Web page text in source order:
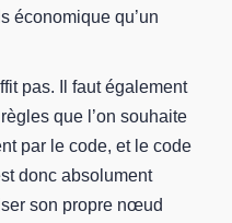
économique qu’un
pas. Il faut également
que l’on souhaite
par le code, et le code
donc absolument
son propre nœud